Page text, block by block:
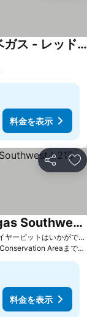
ハンプトン イン & スイーツ ラスベガス - レッド ロック / サマーリン
料金を表示
シェア お
夜のリラックスタイムに、屋外のファイヤーピットはいかがでしょうか
Home2 Suites By Hilton Las Vegas Southwest I-215 Curve
Red Rock Canyon National Conservation Areaまで15.2 km
料金を表示